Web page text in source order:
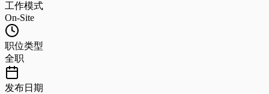
工作模式
On-Site
职位类型
全职
发布日期